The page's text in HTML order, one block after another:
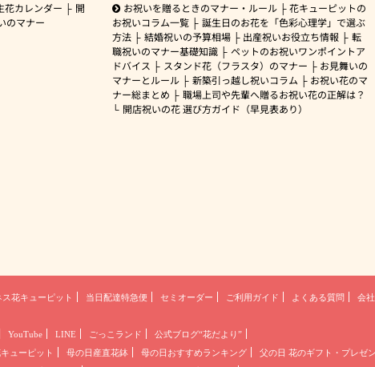
花カレンダー
開
のマナー
お祝いを贈るときのマナー・ルール
花キューピットの
お祝いコラム一覧
誕生日のお花を「色彩心理学」で選ぶ
方法
結婚祝いの予算相場 出産祝いお役立ち情報
転
職祝いのマナー基礎知識
ペットのお祝いワンポイントア
ドバイス
スタンド花（フラスタ）のマナー
お見舞いの
マナーとルール
新築引っ越し祝いコラム
お祝い花のマ
ナー総まとめ
職場上司や先輩へ贈るお祝い花の正解は？
開店祝いの花 選び方ガイド（早見表あり）
ス花キューピット 当日配達特急便 セミオーダー ご利用ガイド よくある質問 会
YouTube LINE ごっこランド
公式ブログ“花だより”
ューピット 母の日産直花鉢 母の日おすすめランキング
父の日 花のギフト・プレゼ